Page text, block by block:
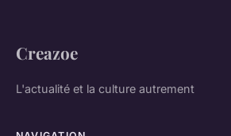
Creazoe
L'actualité et la culture autrement